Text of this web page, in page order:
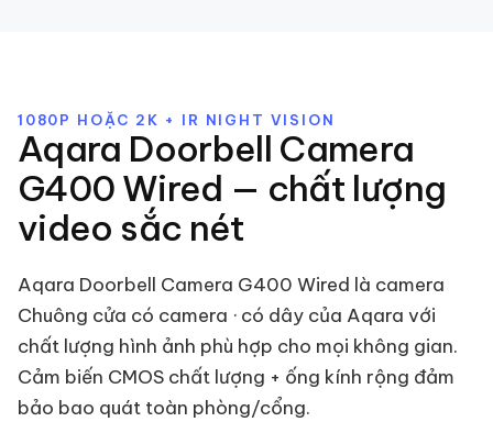
1080P HOẶC 2K + IR NIGHT VISION
Aqara Doorbell Camera
G400 Wired — chất lượng
video sắc nét
Aqara Doorbell Camera G400 Wired là camera
Chuông cửa có camera · có dây của Aqara với
chất lượng hình ảnh phù hợp cho mọi không gian.
Cảm biến CMOS chất lượng + ống kính rộng đảm
bảo bao quát toàn phòng/cổng.